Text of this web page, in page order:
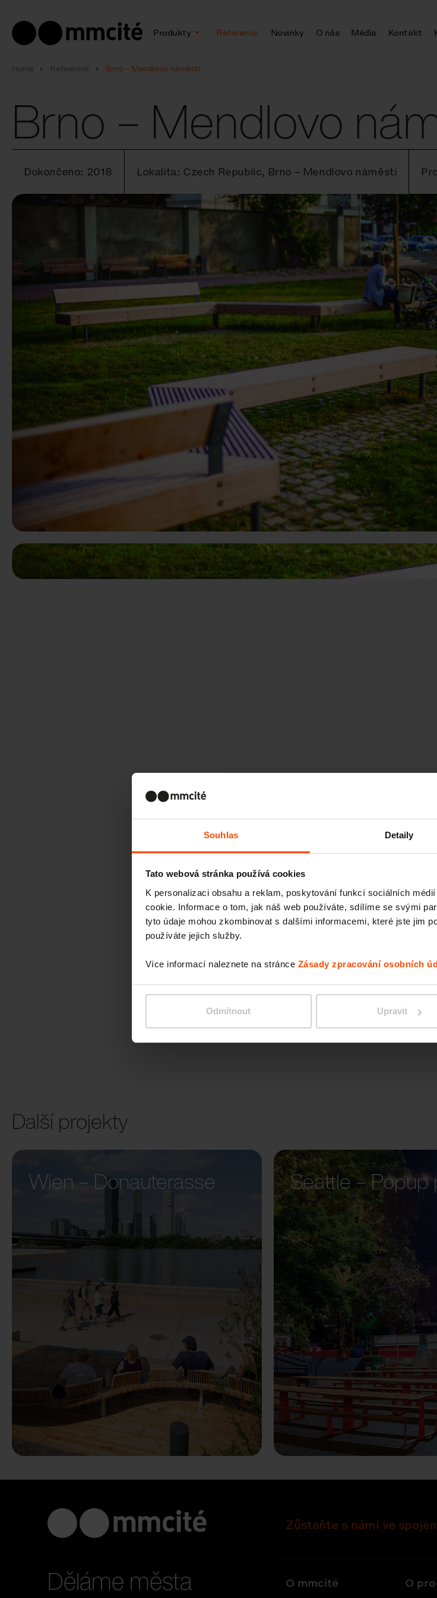
Souhlas Detaily
Tato webová stránka používá cookies
K personalizaci obsahu a reklam, poskytování funkcí sociálních
cookie. Informace o tom, jak náš web používáte, sdílíme se svými
tyto údaje mohou zkombinovat s dalšími informacemi, které jste jim
používáte jejich služby.
Více informací naleznete na stránce Zásady zpracování osobních
Odmítnout Upravit
Produkty Reference Novinky O nás Média Kontakt
Home Reference Brno – Mendlovo náměstí
Brno – Mendlovo
Dokončeno: 2018 Lokalita: Czech Republic, Brno – Mendlovo náměstí
Předchozí
Další projekty
Wien – Donauterasse
Seattle – Popup
Děláme města
Zůstaňte s námi ve
O mmcité O